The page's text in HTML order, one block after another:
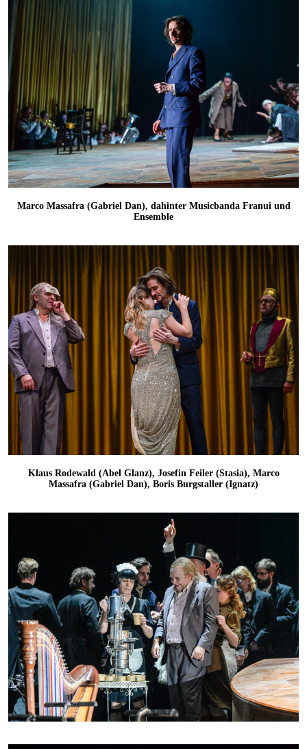
Marco Massafra (Gabriel Dan), dahinter Musicbanda Franui und
Ensemble
Klaus Rodewald (Abel Glanz), Josefin Feiler (Stasia), Marco
Massafra (Gabriel Dan), Boris Burgstaller (Ignatz)